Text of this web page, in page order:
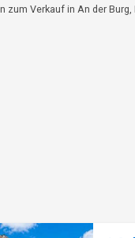
zum Verkauf in An der Burg,